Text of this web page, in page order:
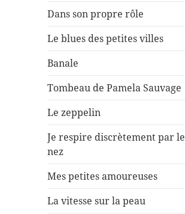
Dans son propre rôle
Le blues des petites villes
Banale
Tombeau de Pamela Sauvage
Le zeppelin
Je respire discrètement par le
nez
Mes petites amoureuses
La vitesse sur la peau